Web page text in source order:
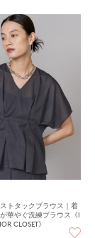
トタックブラウス｜着
華やぐ洗練ブラウス《l
CLOSET》